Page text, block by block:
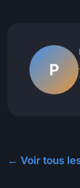
P
← Voir tous